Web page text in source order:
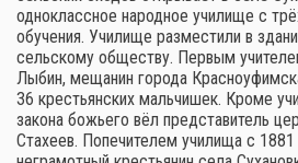
одноклассное народное училище с
обучения. Училище разместили в
сельскому обществу. Первым
Лыбин, мещанин города
36 крестьянских мальчишек. Кроме
закона божьего вёл представитель
Стахеев. Попечителем училища с 1881